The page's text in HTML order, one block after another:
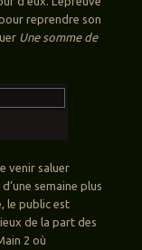
reprendre son
Une somme de
venir saluer
semaine plus
le public est
de la part des
2 où